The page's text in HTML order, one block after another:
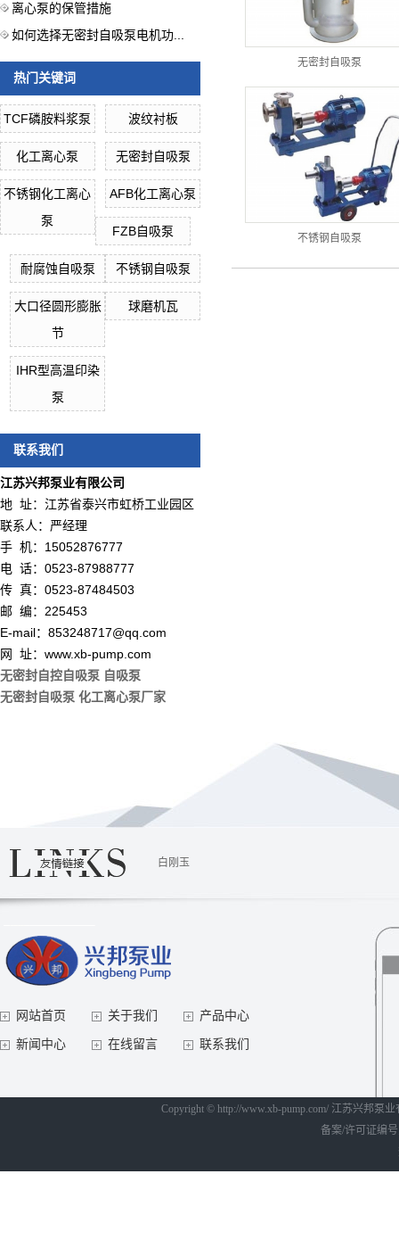
离心泵的保管措施
如何选择无密封自吸泵电机功...
热门关键词
TCF磷胺料浆泵 波纹衬板
化工离心泵 无密封自吸泵
不锈钢化工离心
泵
AFB化工离心泵
FZB自吸泵
耐腐蚀自吸泵 不锈钢自吸泵
大口径圆形膨胀
节
球磨机瓦
IHR型高温印染
泵
联系我们
江苏兴邦泵业有限公司
地 址：江苏省泰兴市虹桥工业园区
联系人：严经理
手 机：15052876777
电 话：0523-87988777
传 真：0523-87484503
邮 编：225453
E-mail：853248717@qq.com
网 址：www.xb-pump.com
无密封自控自吸泵 自吸泵
无密封自吸泵 化工离心泵厂家
无密封自吸泵
不锈钢自吸泵
白刚玉
网站首页 关于我们 产品中心
新闻中心 在线留言 联系我们
Copyright © http://www.xb-pump.com/ 江苏兴邦泵
备案/许可证编